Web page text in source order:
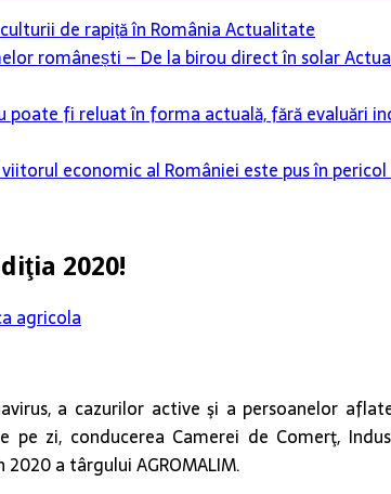
de rapiță în RomâniaActualitate
românești – De la birou direct în solar
poate fi reluat în forma actuală, fără evaluări
economic al României este pus în pericol
2020!
agricola
a cazurilor active şi a persoanelor
zi, conducerea Camerei de Comerţ,
a târgului AGROMALIM.